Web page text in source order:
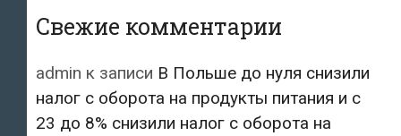
Свежие комментарии
admin к записи В Польше до нуля снизили
налог с оборота на продукты питания и с
23 до 8% снизили налог с оборота на